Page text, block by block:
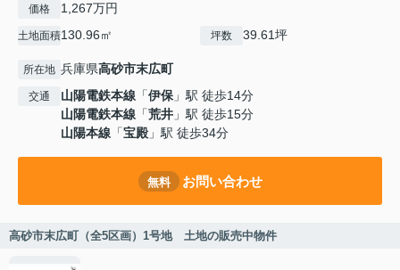
価格 1,267万円
土地面積130.96㎡ 坪数 39.61坪
所在地 兵庫県高砂市末広町
交通 山陽電鉄本線 「伊保」駅 徒歩14分
山陽電鉄本線 「荒井 」駅 徒歩15分
山陽本線 「宝殿 」駅 徒歩34分
無料 お問い合わせ
高砂市末広町（全5区画）1号地 土地の販売中物件